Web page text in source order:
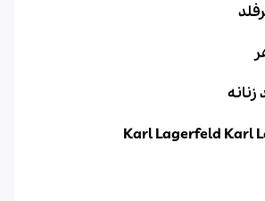
Karl Lagerfeld Karl